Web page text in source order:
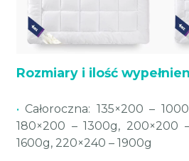
Rozmiary i ilość
• Całoroczna: 135×200 –
180×200 – 1300g, 200×200
1600g, 220×240 – 1900g